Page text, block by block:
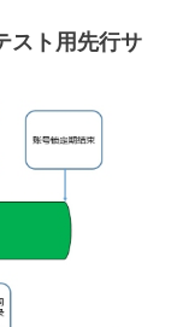
スト用先行サ